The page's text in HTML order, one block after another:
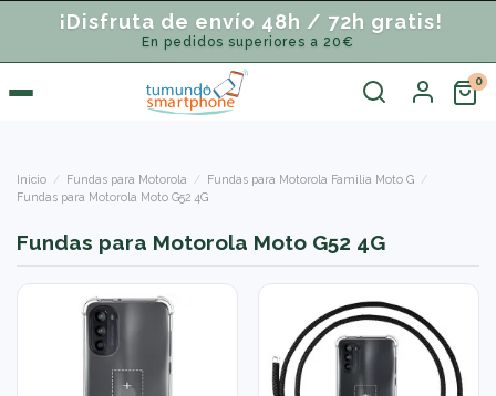
¡Disfruta de envío 48h / 72h gratis!
En pedidos superiores a 20€
Inicio Fundas para Motorola
Fundas para Motorola Familia Moto G
Fundas para Motorola Moto G52 4G
Fundas para Motorola Moto G52 4G